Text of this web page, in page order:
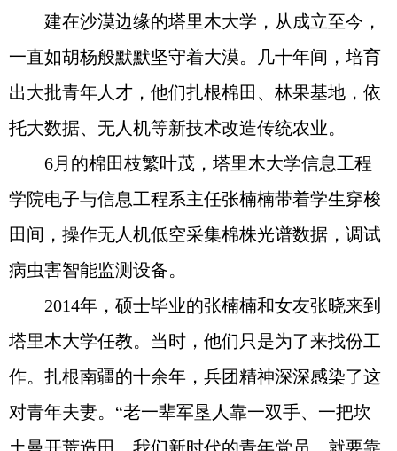
建在沙漠边缘的塔里木大学，从成立至今，
一直如胡杨般默默坚守着大漠。几十年间，培育
出大批青年人才，他们扎根棉田、林果基地，依
托大数据、无人机等新技术改造传统农业。
6月的棉田枝繁叶茂，塔里木大学信息工程
学院电子与信息工程系主任张楠楠带着学生穿梭
田间，操作无人机低空采集棉株光谱数据，调试
病虫害智能监测设备。
2014年，硕士毕业的张楠楠和女友张晓来到
塔里木大学任教。当时，他们只是为了来找份工
作。扎根南疆的十余年，兵团精神深深感染了这
对青年夫妻。“老一辈军垦人靠一双手、一把坎